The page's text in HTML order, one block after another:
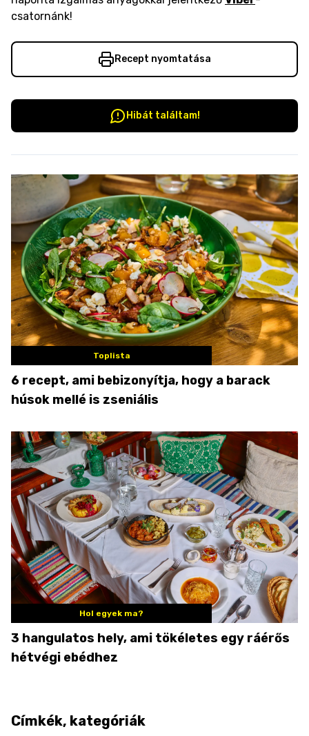
csatornánk!
Recept nyomtatása
Hibát találtam!
Toplista
6 recept, ami bebizonyítja, hogy a barack
húsok mellé is zseniális
Hol egyek ma?
3 hangulatos hely, ami tökéletes egy ráérős
hétvégi ebédhez
Címkék, kategóriák